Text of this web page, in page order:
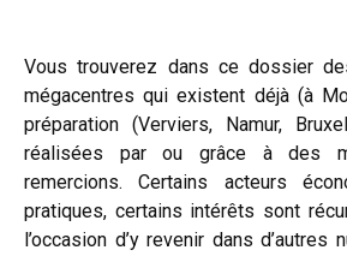
Vous trouverez dans ce dossier
mégacentres qui existent déjà (à
préparation (Verviers, Namur,
réalisées par ou grâce à des
remercions. Certains acteurs
pratiques, certains intérêts sont
l’occasion d’y revenir dans d’autres